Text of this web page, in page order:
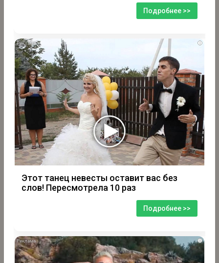
Подробнее >>
i
Этот танец невесты оставит вас без
слов! Пересмотрела 10 раз
Подробнее >>
i